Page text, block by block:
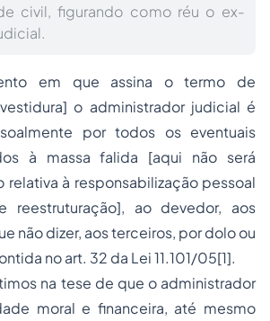
civil, figurando como réu o ex-
em que assina o termo de
o administrador judicial é
por todos os eventuais
à massa falida [aqui não será
relativa à responsabilização pessoal
reestruturação], ao devedor, aos
não dizer, aos terceiros, por dolo ou
no art. 32 da Lei 11.101/05[1].
na tese de que o administrador
moral e financeira, até mesmo